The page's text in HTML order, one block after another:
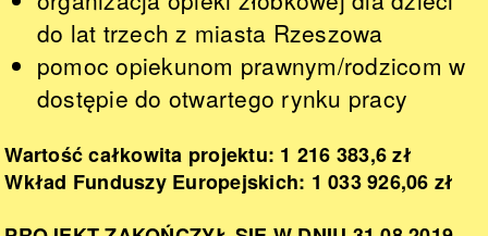
do lat trzech z miasta Rzeszowa
pomoc opiekunom prawnym/rodzicom w
dostępie do otwartego rynku pracy
Wartość całkowita projektu: 1 216 383,6 zł
Wkład Funduszy Europejskich: 1 033 926,06 zł